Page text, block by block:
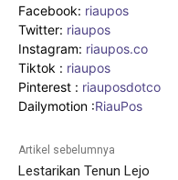
Facebook: riaupos
Twitter: riaupos
Instagram: riaupos.co
Tiktok : riaupos
Pinterest : riauposdotco
Dailymotion :RiauPos
Artikel sebelumnya
Lestarikan Tenun Lejo